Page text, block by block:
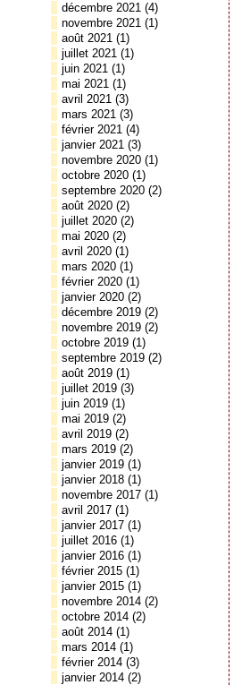
décembre 2021 (4)
novembre 2021 (1)
août 2021 (1)
juillet 2021 (1)
juin 2021 (1)
mai 2021 (1)
avril 2021 (3)
mars 2021 (3)
février 2021 (4)
janvier 2021 (3)
novembre 2020 (1)
octobre 2020 (1)
septembre 2020 (2)
août 2020 (2)
juillet 2020 (2)
mai 2020 (2)
avril 2020 (1)
mars 2020 (1)
février 2020 (1)
janvier 2020 (2)
décembre 2019 (2)
novembre 2019 (2)
octobre 2019 (1)
septembre 2019 (2)
août 2019 (1)
juillet 2019 (3)
juin 2019 (1)
mai 2019 (2)
avril 2019 (2)
mars 2019 (2)
janvier 2019 (1)
janvier 2018 (1)
novembre 2017 (1)
avril 2017 (1)
janvier 2017 (1)
juillet 2016 (1)
janvier 2016 (1)
février 2015 (1)
janvier 2015 (1)
novembre 2014 (2)
octobre 2014 (2)
août 2014 (1)
mars 2014 (1)
février 2014 (3)
janvier 2014 (2)